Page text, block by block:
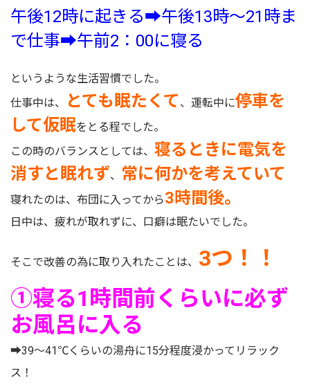
午後12時に起きる➡午後13時～21時ま
で仕事➡午前2：00に寝る
というような生活習慣でした。
仕事中は、
とても眠たくて 、運転中に停車を
して仮眠をとる程でした。
この時のバランスとしては、 寝るときに電気を
消すと眠れず、 常に何かを考えていて
寝れたのは、布団に入ってから3時間後。
日中は、疲れが取れずに、口癖は眠たいでした。
そこで改善の為に取り入れたことは、 3つ！！
①寝る1時間前くらいに必ず
お風呂に入る
➡39～41℃くらいの湯舟に15分程度浸かってリラック
ス！